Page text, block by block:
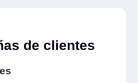
de clientes